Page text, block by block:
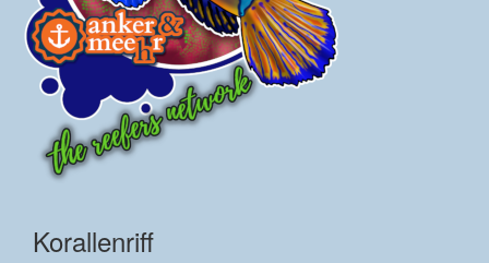
Korallenriff